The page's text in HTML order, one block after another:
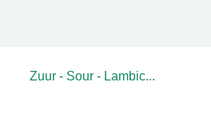
Zuur - Sour - Lambic...